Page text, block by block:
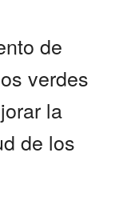
de
verdes
la
de los